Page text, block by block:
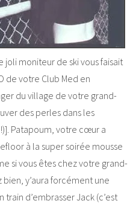
moniteur de ski vous faisait
de votre Club Med en
du village de votre grand-
des perles dans les
Patapoum, votre cœur a
à la super soirée mousse
si vous êtes chez votre grand-
y’aura forcément une
d’embrasser Jack (c’est